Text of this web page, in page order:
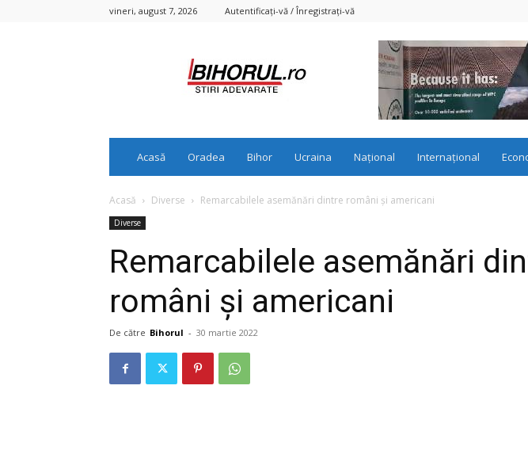
vineri, august 7, 2026 Autentificați-vă / Înregistrați-vă
Acasă Oradea Bihor Ucraina Național Internațional
Acasă Diverse Remarcabilele asemănări dintre români și americani
Diverse
Remarcabilele asemănări
români și americani
De către Bihorul - 30 martie 2022